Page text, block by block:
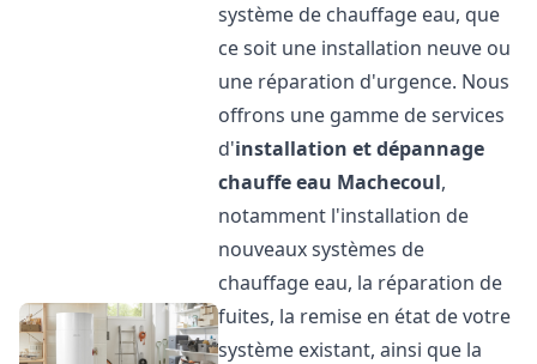
système de chauffage eau, que
ce soit une installation neuve ou
une réparation d'urgence. Nous
offrons une gamme de services
d'installation et dépannage
chauffe eau Machecoul,
notamment l'installation de
nouveaux systèmes de
chauffage eau, la réparation de
fuites, la remise en état de votre
système existant, ainsi que la